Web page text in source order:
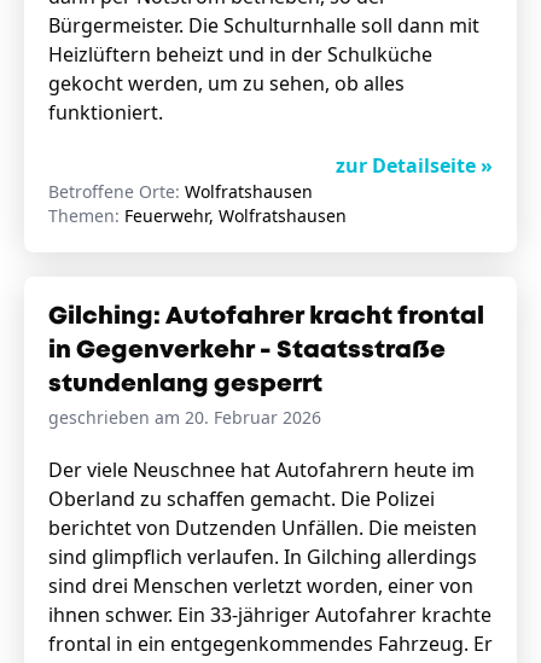
Bürgermeister. Die Schulturnhalle soll dann mit
Heizlüftern beheizt und in der Schulküche
gekocht werden, um zu sehen, ob alles
funktioniert.
zur Detailseite »
Betroffene Orte: Wolfratshausen
Themen: Feuerwehr, Wolfratshausen
Gilching: Autofahrer kracht frontal
in Gegenverkehr - Staatsstraße
stundenlang gesperrt
geschrieben am 20. Februar 2026
Der viele Neuschnee hat Autofahrern heute im
Oberland zu schaffen gemacht. Die Polizei
berichtet von Dutzenden Unfällen. Die meisten
sind glimpflich verlaufen. In Gilching allerdings
sind drei Menschen verletzt worden, einer von
ihnen schwer. Ein 33-jähriger Autofahrer krachte
frontal in ein entgegenkommendes Fahrzeug. Er